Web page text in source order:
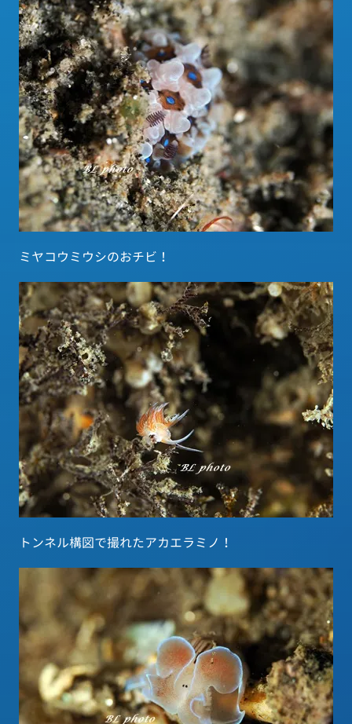
ミヤコウミウシのおチビ！
トンネル構図で撮れたアカエラミノ！